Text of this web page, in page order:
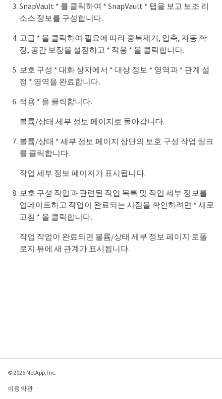
SnapVault * 를 클릭하여 * SnapVault * 탭을 보고 보조 리
소스 정보를 구성합니다.
고급 * 을 클릭하여 필요에 따라 중복제거, 압축, 자동 확
장, 공간 보장을 설정하고 * 적용 * 을 클릭합니다.
보호 구성 * 대화 상자에서 * 대상 정보 * 영역과 * 관계 설
정 * 영역을 완료합니다.
적용 * 을 클릭합니다.
볼륨/상태 세부 정보 페이지로 돌아갑니다.
볼륨/상태 * 세부 정보 페이지 상단의 보호 구성 작업 링크
를 클릭합니다.
작업 세부 정보 페이지가 표시됩니다.
보호 구성 작업과 관련된 작업 목록 및 작업 세부 정보를
업데이트하고 작업이 완료되는 시점을 확인하려면 * 새로
고침 * 을 클릭합니다.
작업 작업이 완료되면 볼륨/상태 세부 정보 페이지 토폴
로지 뷰에 새 관계가 표시됩니다.
© 2026 NetApp, Inc.
이용 약관